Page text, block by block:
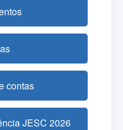
contas
JESC 2026